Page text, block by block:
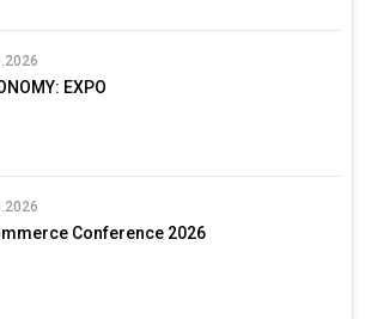
EXPO
Conference 2026